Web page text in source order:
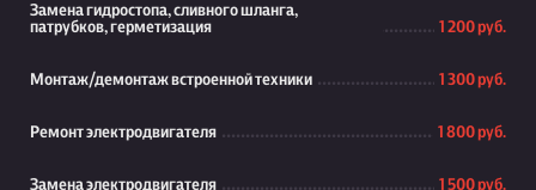
Замена гидростопа, сливного шланга,
патрубков, герметизация
1 200 руб.
Монтаж/демонтаж встроенной техники 1 300 руб.
Ремонт электродвигателя 1 800 руб.
Замена электродвигателя 1 500 руб.